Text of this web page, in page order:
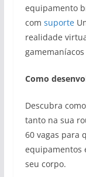
equipamento
com suporte
realidade
Como
Descubra
tanto na sua
60 vagas para
equipamentos
seu corpo.